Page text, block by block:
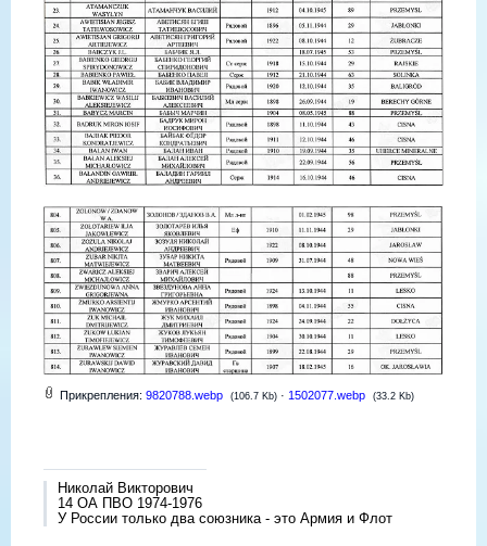
Прикрепления: 9820788.webp (106.7 Kb) · 1502077.webp (33.2 Kb)
Николай Викторович
14 ОА ПВО 1974-1976
У России только два союзника - это Армия и Флот